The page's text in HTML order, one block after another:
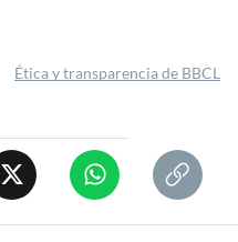
Ética y transparencia de BBCL